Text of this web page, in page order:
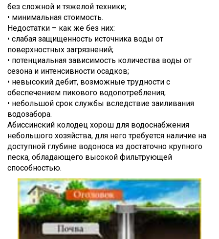
без сложной и тяжелой техники;
• минимальная стоимость.
Недостатки – как же без них:
• слабая защищенность источника воды от
поверхностных загрязнений;
• потенциальная зависимость количества воды от
сезона и интенсивности осадков;
• невысокий дебит, возможные трудности с
обеспечением пикового водопотребления;
• небольшой срок службы вследствие заиливания
водозабора.
Абиссинский колодец хорош для водоснабжения
небольшого хозяйства, для него требуется наличие на
доступной глубине водоноса из достаточно крупного
песка, обладающего высокой фильтрующей
способностью.